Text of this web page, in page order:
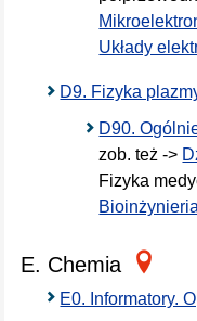
Układy
D9. Fizyka
D90.
zob. też ->
Fizyka
E. Chemia
E0. Informatory.